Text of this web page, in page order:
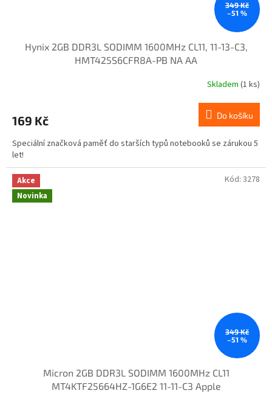
349 Kč
–51 %
Hynix 2GB DDR3L SODIMM 1600MHz CL11, 11-13-C3,
HMT425S6CFR8A-PB NA AA
Skladem (1 ks)
169 Kč Do košíku
Speciální značková paměť do starších typů notebooků se zárukou 5
let!
Akce
Novinka
349 Kč
–51 %
Micron 2GB DDR3L SODIMM 1600MHz CL11
MT4KTF25664HZ-1G6E2 11-11-C3 Apple
Kód: 3278